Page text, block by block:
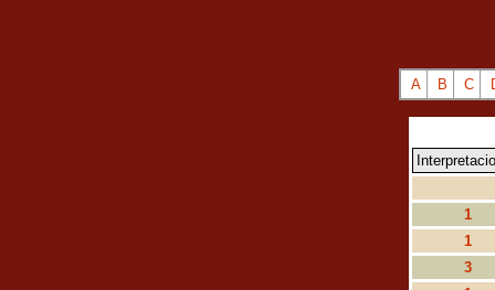
A B C
1
1
3